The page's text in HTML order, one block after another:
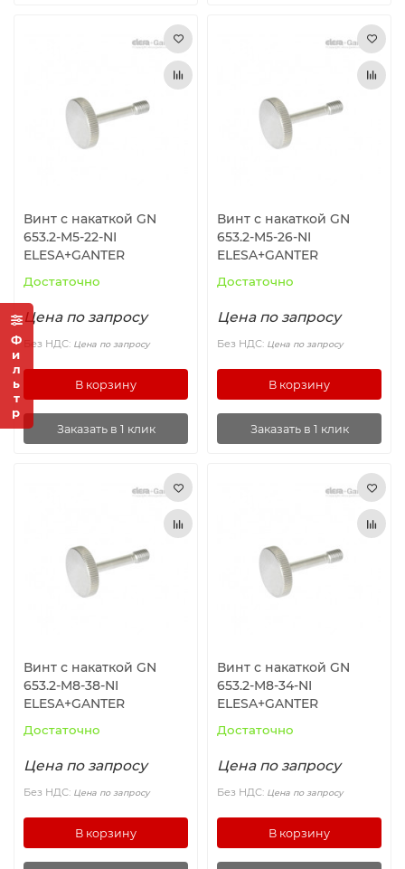
Фильтр
Винт с накаткой GN
653.2-M5-22-NI
ELESA+GANTER
Достаточно
Цена по запросу
Без НДС: Цена по запросу
В корзину
Заказать в 1 клик
Винт с накаткой GN
653.2-M5-26-NI
ELESA+GANTER
Достаточно
Цена по запросу
Без НДС: Цена по запросу
В корзину
Заказать в 1 клик
Винт с накаткой GN
653.2-M8-38-NI
ELESA+GANTER
Достаточно
Цена по запросу
Без НДС: Цена по запросу
В корзину
Винт с накаткой GN
653.2-M8-34-NI
ELESA+GANTER
Достаточно
Цена по запросу
Без НДС: Цена по запросу
В корзину